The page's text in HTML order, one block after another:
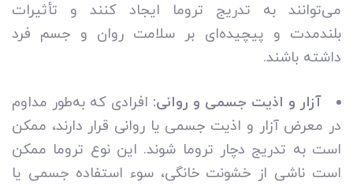
می‌توانند به تدریج تروما ایجاد کنند و تأثیرات
بلندمدت و پیچیده‌ای بر سلامت روان و جسم فرد
داشته باشند.
آزار و اذیت جسمی و روانی: افرادی که به‌طور مداوم
در معرض آزار و اذیت جسمی یا روانی قرار دارند، ممکن
است به تدریج دچار تروما شوند. این نوع تروما ممکن
است ناشی از خشونت خانگی، سوء استفاده جسمی یا